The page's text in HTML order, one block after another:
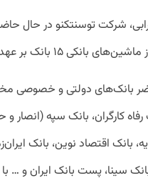
بانکی ۱۵ بانک بر عهده این شرکت است.
بانک‌های دولتی و خصوصی
رفاه کارگران، بانک سپه (انصار
بانک اقتصاد نوین، بانک
سینا، پست بانک ایران و …